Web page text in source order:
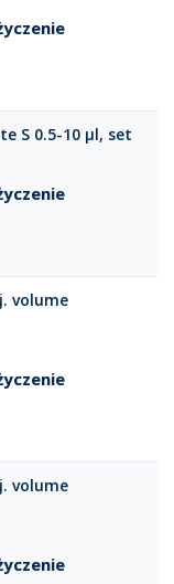
S 0.5-10 µl, set
volume
volume